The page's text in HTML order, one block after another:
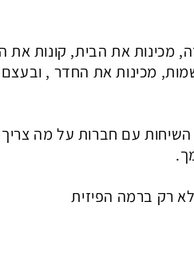
את הבית, קונות את
מכינות את החדר , ובעצם
השיחות עם חברות על מה
רק ברמה הפיזית